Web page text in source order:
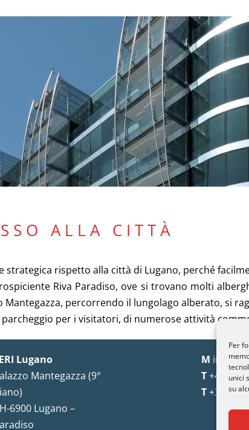
Per
unici
su
ALLA CITTÀ
strategica rispetto alla città di Lugano, perché
Riva Paradiso, ove si trovano molti
Mantegazza, percorrendo il lungolago alberato, si
per i visitatori, di numerose attività
Lugano
Mantegazza (9°
6900 Lugano –
M
T+41 91
T+39 02